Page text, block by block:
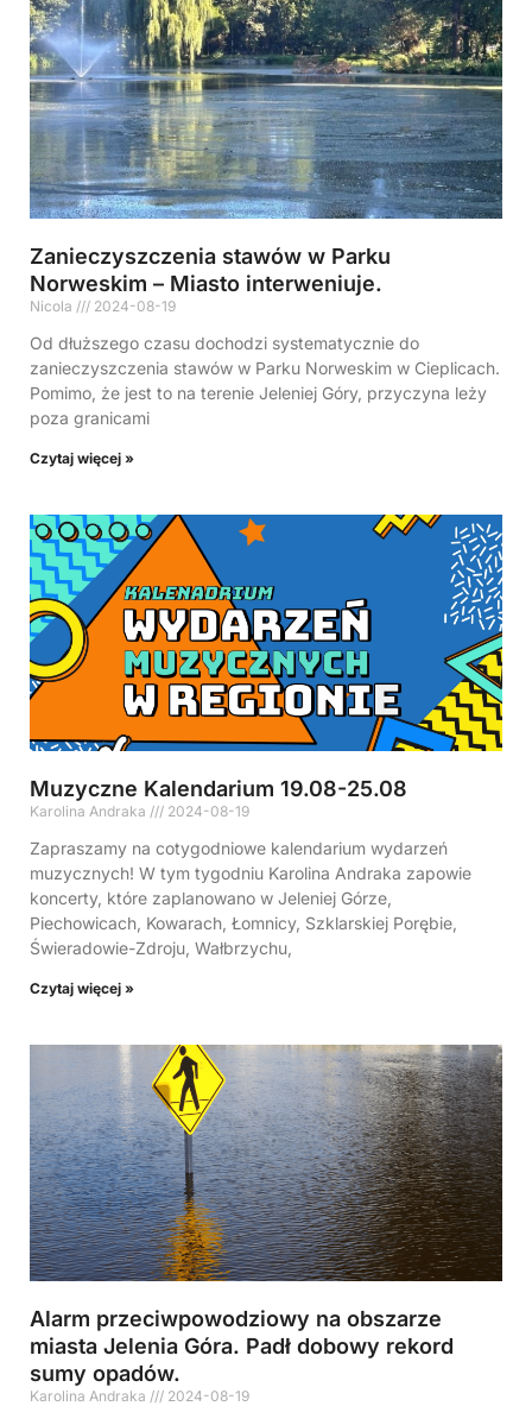
Zanieczyszczenia stawów w Parku
Norweskim – Miasto interweniuje.
Nicola 2024-08-19
Od dłuższego czasu dochodzi systematycznie do
zanieczyszczenia stawów w Parku Norweskim w Cieplicach.
Pomimo, że jest to na terenie Jeleniej Góry, przyczyna leży
poza granicami
Czytaj więcej »
Muzyczne Kalendarium 19.08-25.08
Karolina Andraka 2024-08-19
Zapraszamy na cotygodniowe kalendarium wydarzeń
muzycznych! W tym tygodniu Karolina Andraka zapowie
koncerty, które zaplanowano w Jeleniej Górze,
Piechowicach, Kowarach, Łomnicy, Szklarskiej Porębie,
Świeradowie-Zdroju, Wałbrzychu,
Czytaj więcej »
Alarm przeciwpowodziowy na obszarze
miasta Jelenia Góra. Padł dobowy rekord
sumy opadów.
Karolina Andraka 2024-08-19